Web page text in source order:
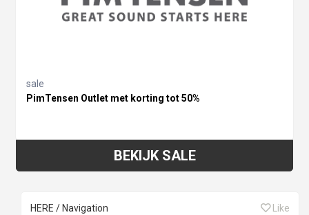
sale
PimTensen Outlet met korting tot 50%
BEKIJK SALE
HERE / Navigation Like